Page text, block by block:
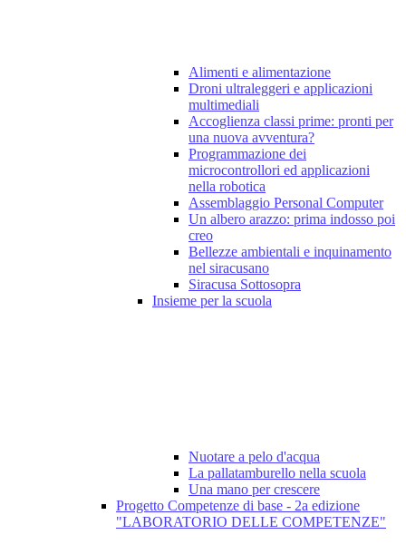
Alimenti e alimentazione
Droni ultraleggeri e applicazioni
multimediali
Accoglienza classi prime: pronti per
una nuova avventura?
Programmazione dei
microcontrollori ed applicazioni
nella robotica
Assemblaggio Personal Computer
Un albero arazzo: prima indosso poi
creo
Bellezze ambientali e inquinamento
nel siracusano
Siracusa Sottosopra
Insieme per la scuola
Nuotare a pelo d'acqua
La pallatamburello nella scuola
Una mano per crescere
Progetto Competenze di base - 2a edizione
"LABORATORIO DELLE COMPETENZE"